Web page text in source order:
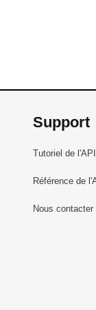
Support
Tutoriel de l'API
Référence de
Nous contacter